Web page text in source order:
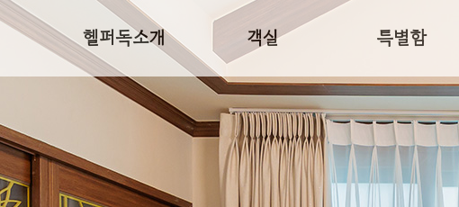
헬퍼독소개 객실 특별함